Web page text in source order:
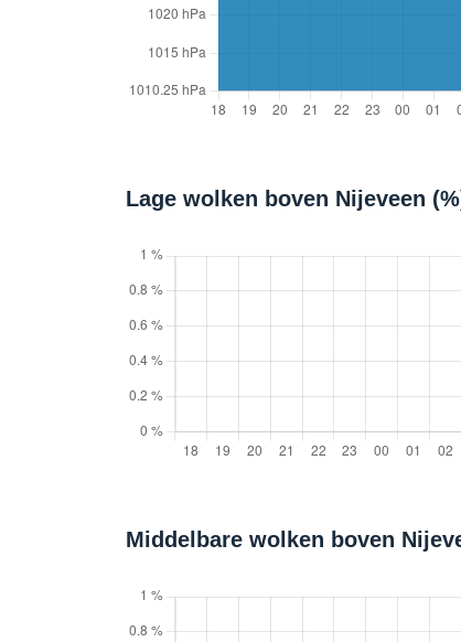
Lage wolken boven Nijeveen
Middelbare wolken boven